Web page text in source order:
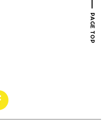
PAGE TOP